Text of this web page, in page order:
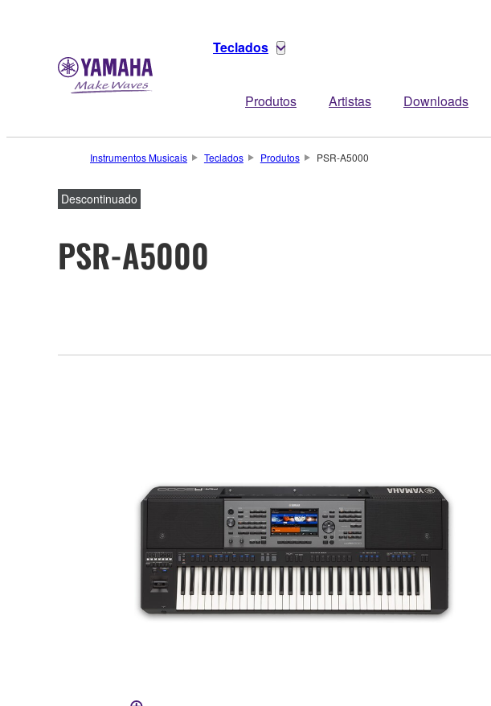
Teclados
Produtos Artistas Downloads
Instrumentos Musicais Teclados Produtos PSR-A5000
Descontinuado
PSR-A5000